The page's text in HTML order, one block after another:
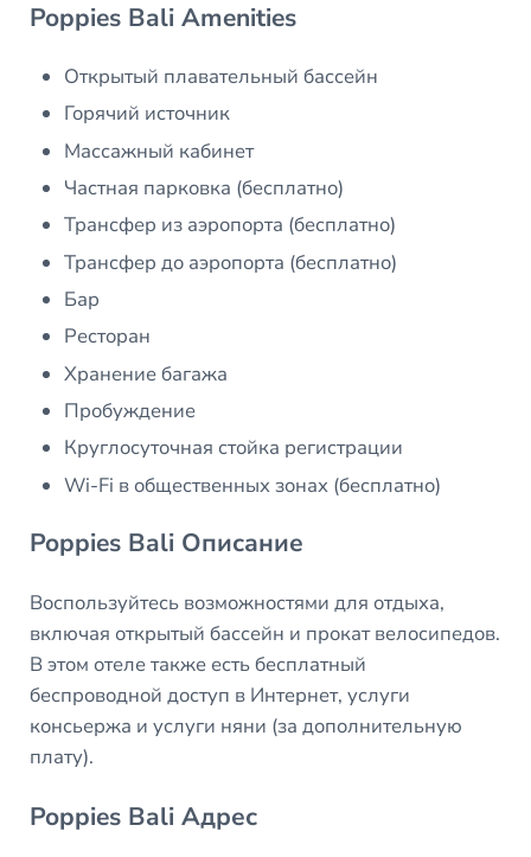
Poppies Bali Amenities
Открытый плавательный бассейн
Горячий источник
Массажный кабинет
Частная парковка (бесплатно)
Трансфер из аэропорта (бесплатно)
Трансфер до аэропорта (бесплатно)
Бар
Ресторан
Хранение багажа
Пробуждение
Круглосуточная стойка регистрации
Wi-Fi в общественных зонах (бесплатно)
Poppies Bali Описание
Воспользуйтесь возможностями для отдыха,
включая открытый бассейн и прокат велосипедов.
В этом отеле также есть бесплатный
беспроводной доступ в Интернет, услуги
консьержа и услуги няни (за дополнительную
плату).
Poppies Bali Адрес